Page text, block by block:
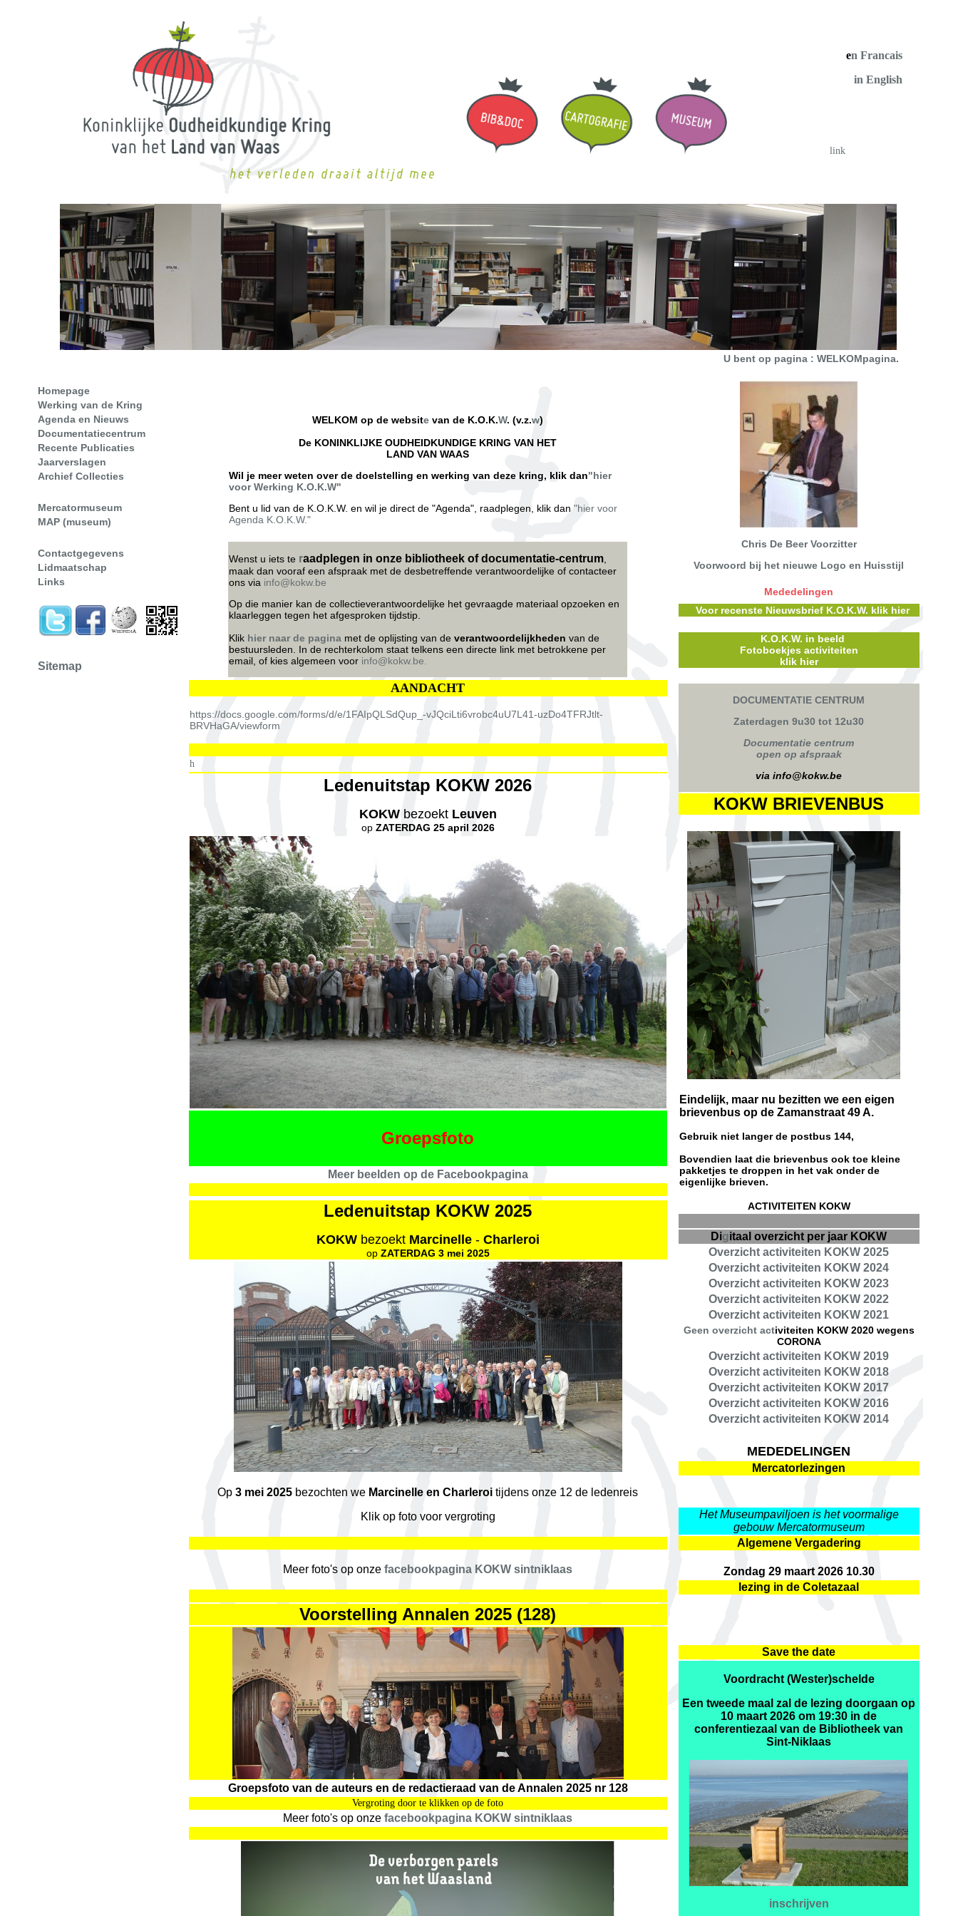
en Francais
in English
link
U bent op pagina : WELKOMpagina.
Homepage
Werking van de Kring
Agenda en Nieuws
Documentatiecentrum
Recente Publicaties
Jaarverslagen
Archief Collecties
Mercatormuseum
MAP (museum)
Contactgegevens
Lidmaatschap
Links
Sitemap
WELKOM op de website van de K.O.K.W. (v.z.w)
De KONINKLIJKE OUDHEIDKUNDIGE KRING VAN HET
LAND VAN WAAS
Wil je meer weten over de doelstelling en werking van deze kring, klik dan"hier
voor Werking K.O.K.W"
Bent u lid van de K.O.K.W. en wil je direct de "Agenda", raadplegen, klik dan "hier voor
Agenda K.O.K.W."
Wenst u iets te raadplegen in onze bibliotheek of documentatie-centrum
maak dan vooraf een afspraak met de desbetreffende verantwoordelijke of contacteer
ons via info@kokw.be
Op die manier kan de collectieverantwoordelijke het gevraagde materiaal opzoeken en
klaarleggen tegen het afgesproken tijdstip
Klik hier naar de pagina met de oplijsting van de verantwoordelijkheden van de
bestuursleden. In de rechterkolom staat telkens een directe link met betrokkene per
email, of kies algemeen voor info@kokw.be.
AANDACHT
https://docs.google.com/forms/d/e/1FAIpQLSdQup_-vJQciLti6vrobc4uU7L41-uzDo4TFRJtlt-
BRVHaGA/viewform
h
Ledenuitstap KOKW 2026
KOKWbezoekt Leuven
op ZATERDAG 25 april 2026
Groepsfoto
Meer beelden op de Facebookpagina
Ledenuitstap KOKW 2025
KOKWbezoekt Marcinelle- Charleroi
op ZATERDAG 3 mei 2025
Op 3 mei 2025 bezochten we Marcinelle en Charleroi tijdens onze 12 de ledenreis
Klik op foto voor vergroting
Meer foto's op onze facebookpagina KOKW sintniklaas
Voorstelling Annalen 2025 (128)
Groepsfoto van de auteurs en de redactieraad van de Annalen 2025 nr 128
Vergroting door te klikken op de foto
Meer foto's op onze facebookpagina KOKW sintniklaas
Chris De Beer Voorzitter
Voorwoord bij het nieuwe Logo en Huisstijl
Mededelingen
Voor recenste Nieuwsbrief K.O.K.W. klik hier
K.O.K.W. in beeld
Fotoboekjes activiteiten
klik hier
DOCUMENTATIE CENTRUM
Zaterdagen 9u30 tot 12u30
Documentatie centrum
open op afspraak
via info@kokw.be
KOKW BRIEVENBUS
Eindelijk, maar nu bezitten we een eigen
brievenbus op de Zamanstraat 49 A.
Gebruik niet langer de postbus 144,
Bovendien laat die brievenbus ook toe kleine
pakketjes te droppen in het vak onder de
eigenlijke brieven.
ACTIVITEITEN KOKW
Digitaal overzicht per jaar KOKW
Overzicht activiteiten KOKW 2025
Overzicht activiteiten KOKW 2024
Overzicht activiteiten KOKW 2023
Overzicht activiteiten KOKW 2022
Overzicht activiteiten KOKW 2021
Geen overzicht activiteiten KOKW 2020 wegens
CORONA
Overzicht activiteiten KOKW 2019
Overzicht activiteiten KOKW 2018
Overzicht activiteiten KOKW 2017
Overzicht activiteiten KOKW 2016
Overzicht activiteiten KOKW 2014
MEDEDELINGEN
Mercatorlezingen
Het Museumpaviljoen is het voormalige
gebouw Mercatormuseum
Algemene Vergadering
Zondag 29 maart 2026 10.30
lezing in de Coletazaal
Save the date
Voordracht (Wester)schelde
Een tweede maal zal de lezing doorgaan op
10 maart 2026 om 19:30 in de
conferentiezaal van de Bibliotheek van
Sint-Niklaas
inschrijven